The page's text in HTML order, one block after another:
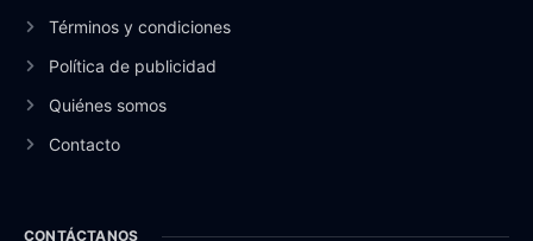
Términos y condiciones
Política de publicidad
Quiénes somos
Contacto
CONTÁCTANOS